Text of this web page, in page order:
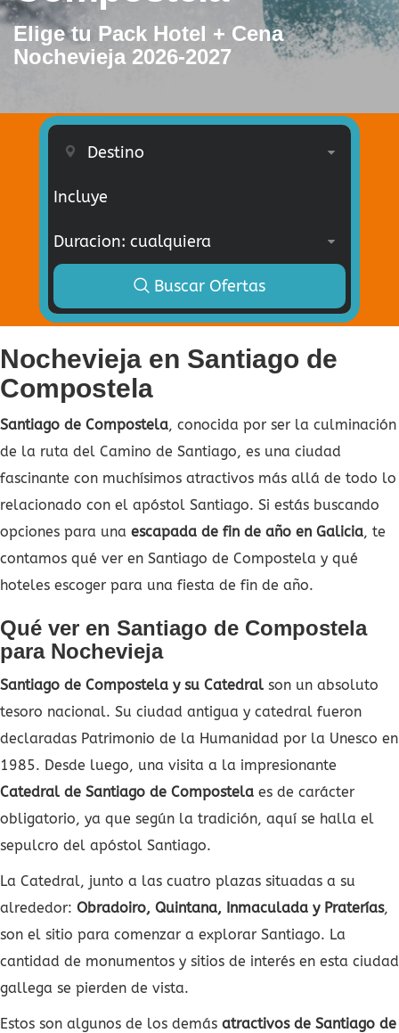
Elige tu Pack Hotel + Cena
Nochevieja 2026-2027
Incluye
Buscar Ofertas
Nochevieja en Santiago de
Compostela
Santiago de Compostela, conocida por ser la culminación
de la ruta del Camino de Santiago, es una ciudad
fascinante con muchísimos atractivos más allá de todo lo
relacionado con el apóstol Santiago. Si estás buscando
opciones para una escapada de fin de año en Galicia, te
contamos qué ver en Santiago de Compostela y qué
hoteles escoger para una fiesta de fin de año.
Qué ver en Santiago de Compostela
para Nochevieja
Santiago de Compostela y su Catedral son un absoluto
tesoro nacional. Su ciudad antigua y catedral fueron
declaradas Patrimonio de la Humanidad por la Unesco en
1985. Desde luego, una visita a la impresionante
Catedral de Santiago de Compostela es de carácter
obligatorio, ya que según la tradición, aquí se halla el
sepulcro del apóstol Santiago.
La Catedral, junto a las cuatro plazas situadas a su
alrededor: Obradoiro, Quintana, Inmaculada y Praterías,
son el sitio para comenzar a explorar Santiago. La
cantidad de monumentos y sitios de interés en esta ciudad
gallega se pierden de vista.
Estos son algunos de los demás atractivos de Santiago de